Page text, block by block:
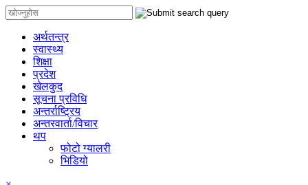
अर्थतन्त्र
स्वास्थ्य
शिक्षा
प्रदेश
खेलकुद
सूचना प्रविधि
अन्तर्राष्ट्रिय
अन्तरवार्ता/विचार
थप
फोटो ग्यालरी
भिडियो